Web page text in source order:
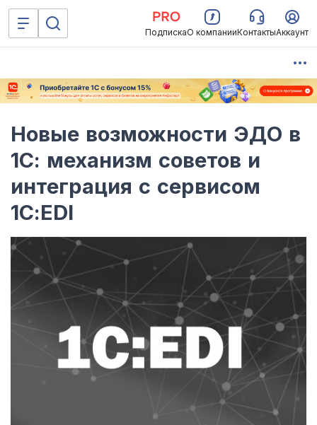
ПодпискаО компанииКонтактыАккаунт
Новые возможности ЭДО в
1С: механизм советов и
интеграция с сервисом
1С:EDI